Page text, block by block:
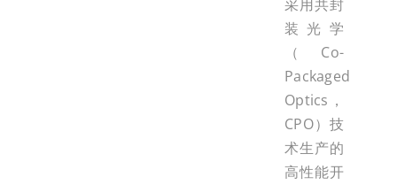
采用共封
装光学
（Co-
Packaged
Optics，
CPO）技
术生产的
高性能开